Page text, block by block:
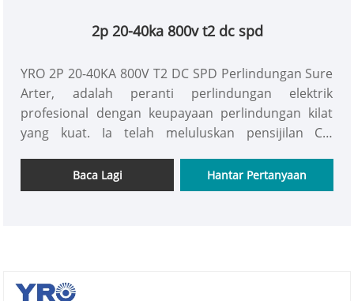
2p 20-40ka 800v t2 dc spd
YRO 2P 20-40KA 800V T2 DC SPD Perlindungan Sure
Arter, adalah peranti perlindungan elektrik
profesional dengan keupayaan perlindungan kilat
yang kuat. Ia telah meluluskan pensijilan CE,
yang boleh diganti, memberikan jaminan yang boleh
dipercayai untuk operasi stabil sistem DC dan
Baca Lagi Hantar Pertanyaan